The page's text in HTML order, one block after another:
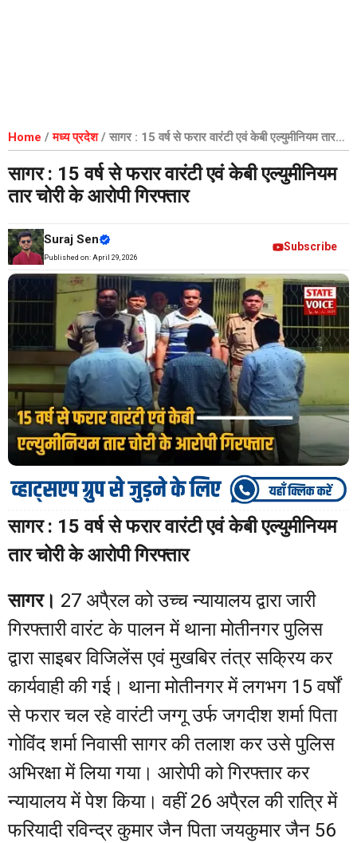
Home /मध्य प्रदेश/ सागर : 15 वर्ष से फरार वारंटी एवं केबी एल्युमीनियम तार
चोरी के आरोपी गिरफ्तार
सागर : 15 वर्ष से फरार वारंटी एवं केबी एल्युमीनियम
तार चोरी के आरोपी गिरफ्तार
Suraj Sen
Published on: April 29, 2026
Subscribe
सागर : 15 वर्ष से फरार वारंटी एवं केबी एल्युमीनियम
तार चोरी के आरोपी गिरफ्तार
सागर। 27 अपै्रल को उच्च न्यायालय द्वारा जारी
गिरफ्तारी वारंट के पालन में थाना मोतीनगर पुलिस
द्वारा साइबर विजिलेंस एवं मुखबिर तंत्र सक्रिय कर
कार्यवाही की गई। थाना मोतीनगर में लगभग 15 वर्षों
से फरार चल रहे वारंटी जग्गू उर्फ जगदीश शर्मा पिता
गोविंद शर्मा निवासी सागर की तलाश कर उसे पुलिस
अभिरक्षा में लिया गया। आरोपी को गिरफ्तार कर
न्यायालय में पेश किया। वहीं 26 अपै्रल की रात्रि में
फरियादी रविन्द्र कुमार जैन पिता जयकुमार जैन 56